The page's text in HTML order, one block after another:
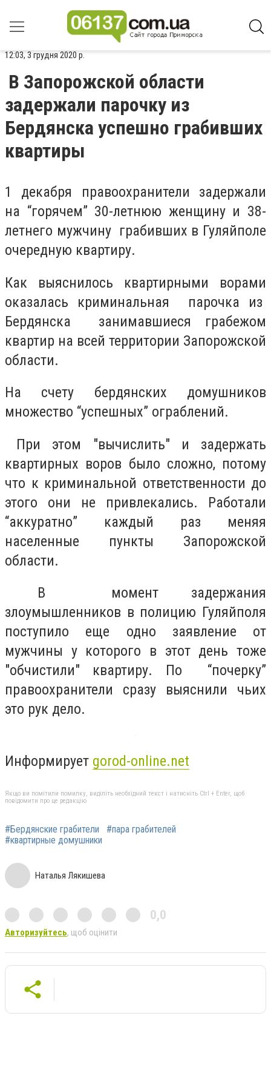
12:03, 3 грудня 2020 р.
В Запорожской области
задержали парочку из
Бердянска успешно грабивших
квартиры
1 декабря правоохранители задержали
на “горячем” 30-летнюю женщину и 38-
летнего мужчину грабивших в Гуляйполе
очередную квартиру.
Как выяснилось квартирными ворами
оказалась криминальная парочка из
Бердянска занимавшиеся грабежом
квартир на всей территории Запорожской
области.
На счету бердянских домушников
множество “успешных” ограблений.
При этом "вычислить" и задержать
квартирных воров было сложно, потому
что к криминальной ответственности до
этого они не привлекались. Работали
“аккуратно” каждый раз меняя
населенные пункты Запорожской
области.
В момент задержания
злоумышленников в полицию Гуляйполя
поступило еще одно заявление от
мужчины у которого в этот день тоже
"обчистили" квартиру. По “почерку”
правоохранители сразу выяснили чьих
это рук дело.
Информирует gorod-online.net
Якщо ви помітили помилку, виділіть необхідний текст і натисніть Ctrl + Enter, щоб
повідомити про це редакцію
#Бердянские грабители
#пара грабителей
#квартирные домушники
Наталья Лякишева
0,0
Авторизуйтесь, щоб оцінити